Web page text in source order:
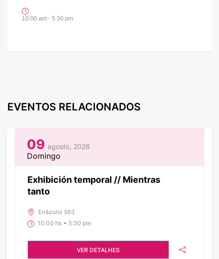
10:00 am - 5:30 pm
EVENTOS RELACIONADOS
09 agosto, 2026
Domingo
Exhibición temporal // Mientras
tanto
Errázuriz 563
10:00 hs - 5:30 pm
VER DETALHES